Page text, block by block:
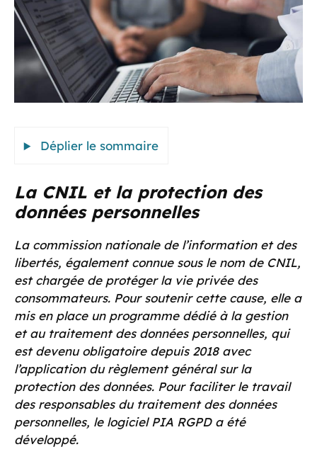
Déplier le sommaire
La CNIL et la protection des
données personnelles
La commission nationale de l’information et des
libertés, également connue sous le nom de CNIL,
est chargée de protéger la vie privée des
consommateurs. Pour soutenir cette cause, elle a
mis en place un programme dédié à la gestion
et au traitement des données personnelles, qui
est devenu obligatoire depuis 2018 avec
l’application du règlement général sur la
protection des données. Pour faciliter le travail
des responsables du traitement des données
personnelles, le logiciel PIA RGPD a été
développé.